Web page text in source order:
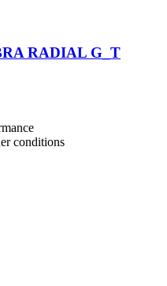
RADIAL G_T
conditions